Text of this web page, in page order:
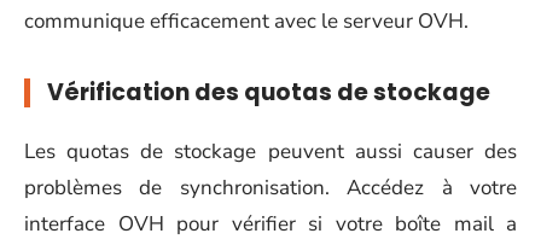
communique efficacement avec le serveur OVH.
Vérification des quotas de stockage
Les quotas de stockage peuvent aussi causer des
problèmes de synchronisation. Accédez à votre
interface OVH pour vérifier si votre boîte mail a